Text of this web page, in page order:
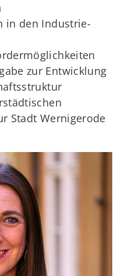
in den Industrie-
zur Entwicklung
Stadt Wernigerode